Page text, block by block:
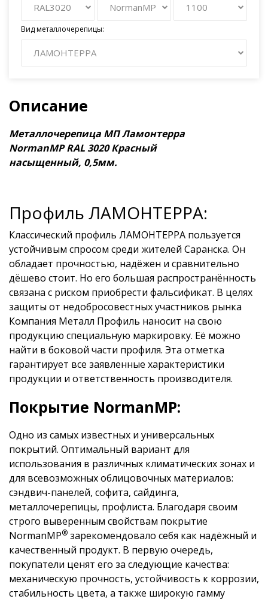
RAL3020 NormanMP 1100
Вид металлочерепицы:
ЛАМОНТЕРРА
Описание
Металлочерепица МП Ламонтерра
NormanMP RAL 3020 Красный
насыщенный, 0,5мм.
Профиль ЛАМОНТЕРРА:
Классический профиль ЛАМОНТЕРРА пользуется
устойчивым спросом среди жителей Саранска. Он
обладает прочностью, надёжен и сравнительно
дёшево стоит. Но его большая распространённость
связана с риском приобрести фальсификат. В целях
защиты от недобросовестных участников рынка
Компания Металл Профиль наносит на свою
продукцию специальную маркировку. Её можно
найти в боковой части профиля. Эта отметка
гарантирует все заявленные характеристики
продукции и ответственность производителя.
Покрытие NormanMP:
Одно из самых известных и универсальных
покрытий. Оптимальный вариант для
использования в различных климатических зонах и
для всевозможных облицовочных материалов:
сэндвич-панелей, софита, сайдинга,
металлочерепицы, профлиста. Благодаря своим
строго выверенным свойствам покрытие
NormanMP® зарекомендовало себя как надёжный и
качественный продукт. В первую очередь,
покупатели ценят его за следующие качества:
механическую прочность, устойчивость к коррозии,
стабильность цвета, а также широкую гамму